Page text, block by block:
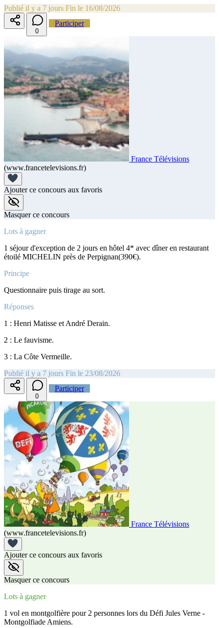
Publié il y a 7 jours Fin le 16/08/2026
0
Participer
France Télévisions
(www.francetelevisions.fr)
Ajouter ce concours aux favoris
Masquer ce concours
Lots à gagner
1 séjour d'exception de 2 jours en hôtel 4* avec dîner en restaurant
étoilé MICHELIN près de Perpignan(390€).
Principe
Questionnaire puis tirage au sort.
Réponses
1 : Henri Matisse et André Derain.
2 : Le fauvisme.
3 : La Côte Vermeille.
Publié il y a 7 jours Fin le 23/08/2026
0
Participer
France Télévisions
(www.francetelevisions.fr)
Ajouter ce concours aux favoris
Masquer ce concours
Lots à gagner
1 vol en montgolfière pour 2 personnes lors du Défi Jules Verne -
Montgolfiade Amiens.